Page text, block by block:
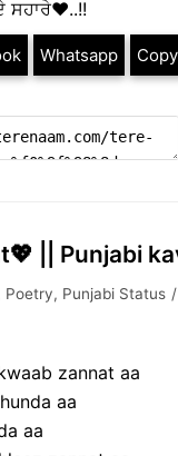
ਸਹਾਰੇ❤️..!!
Whatsapp Copy
|| Punjabi
Poetry, Punjabi Status
zannat aa
aa
aa